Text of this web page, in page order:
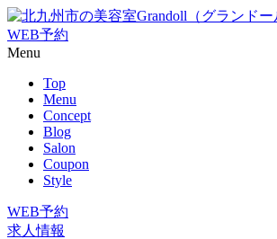
WEB予約
Menu
Top
Menu
Concept
Blog
Salon
Coupon
Style
WEB予約
求人情報